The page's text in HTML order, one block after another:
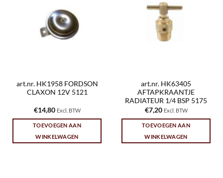
art.nr. HK1958 FORDSON
CLAXON 12V 5121
€14,80 Excl. BTW
TOEVOEGEN AAN
WINKELWAGEN
art.nr. HK63405
AFTAPKRAANTJE
RADIATEUR 1/4 BSP 5175
€7,20 Excl. BTW
TOEVOEGEN AAN
WINKELWAGEN